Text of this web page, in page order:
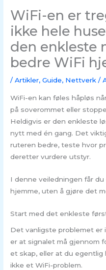
WiFi-en er
ikke hele
den enkleste
bedre WiFi
/Artikler,Guide, Nettverk /
WiFi-en kan føles håpløs
på soverommet eller
Heldigvis er den enkleste
nytt med én gang. Det
ruteren bedre, teste hvor
deretter vurdere utstyr.
I denne veiledningen får
hjemme, uten å gjøre det
Start med det enkleste
Det vanligste problemet er
er at signalet må gjennom
et skap, eller at du
ikke et WiFi-problem.